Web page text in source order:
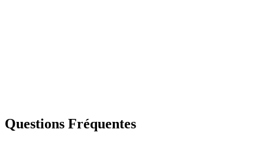
Questions Fréquentes